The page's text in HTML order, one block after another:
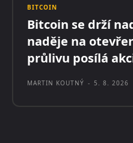
BITCOIN
Bitcoin se drží
naděje na
průlivu posílá
MARTIN KOUTNÝ - 5. 8. 2026